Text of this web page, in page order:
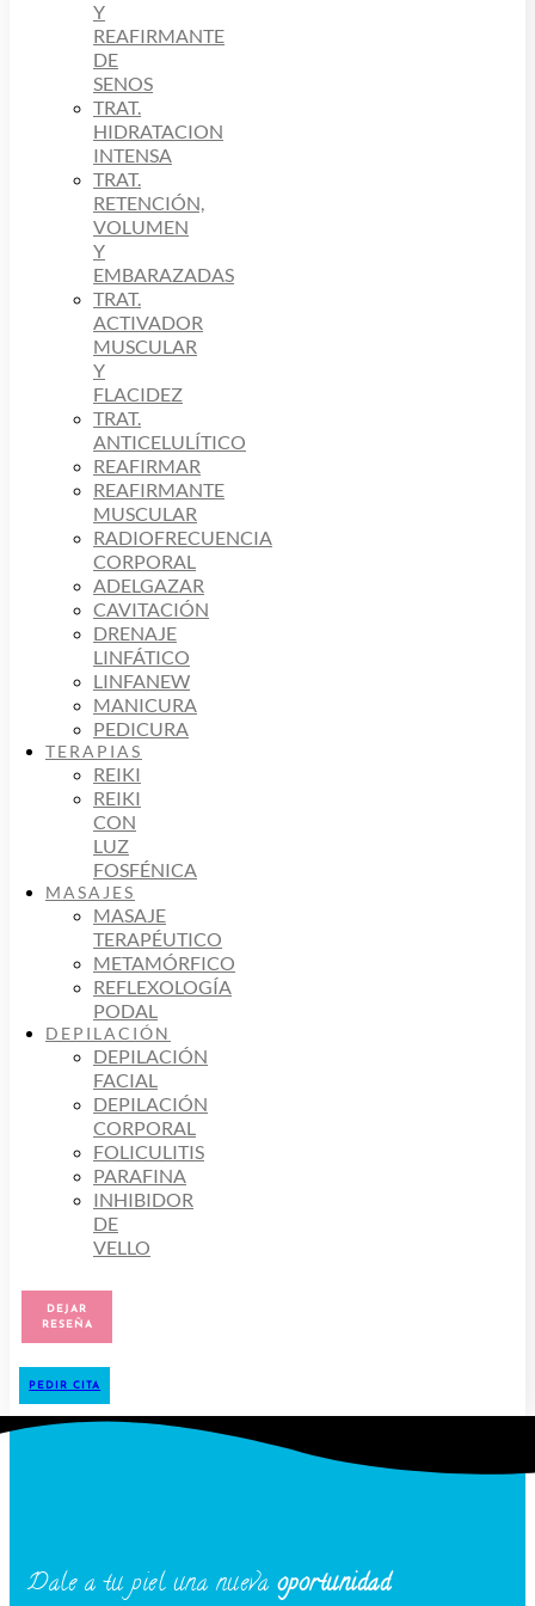
Y
REAFIRMANTE
DE
SENOS
TRAT.
HIDRATACION
INTENSA
TRAT.
RETENCIÓN,
VOLUMEN
Y
EMBARAZADAS
TRAT.
ACTIVADOR
MUSCULAR
Y
FLACIDEZ
TRAT.
ANTICELULÍTICO
REAFIRMAR
REAFIRMANTE
MUSCULAR
RADIOFRECUENCIA
CORPORAL
ADELGAZAR
CAVITACIÓN
DRENAJE
LINFÁTICO
LINFANEW
MANICURA
PEDICURA
TERAPIAS
REIKI
REIKI
CON
LUZ
FOSFÉNICA
MASAJES
MASAJE
TERAPÉUTICO
METAMÓRFICO
REFLEXOLOGÍA
PODAL
DEPILACIÓN
DEPILACIÓN
FACIAL
DEPILACIÓN
CORPORAL
FOLICULITIS
PARAFINA
INHIBIDOR
DE
VELLO
DEJAR
RESEÑA
PEDIR CITA
Dale a tu piel una nuevaoportunidad